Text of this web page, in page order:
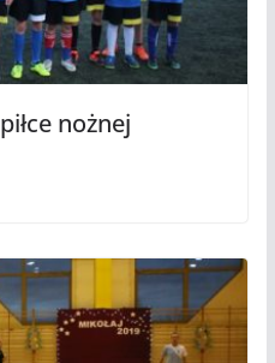
nożnej